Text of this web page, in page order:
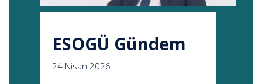
ESOGÜ Gündem
24 Nisan 2026